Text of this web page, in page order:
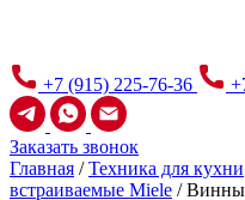
+7 (915) 225-76-36
Заказать звонок
Главная /Техника для кухни
встраиваемые Miele /